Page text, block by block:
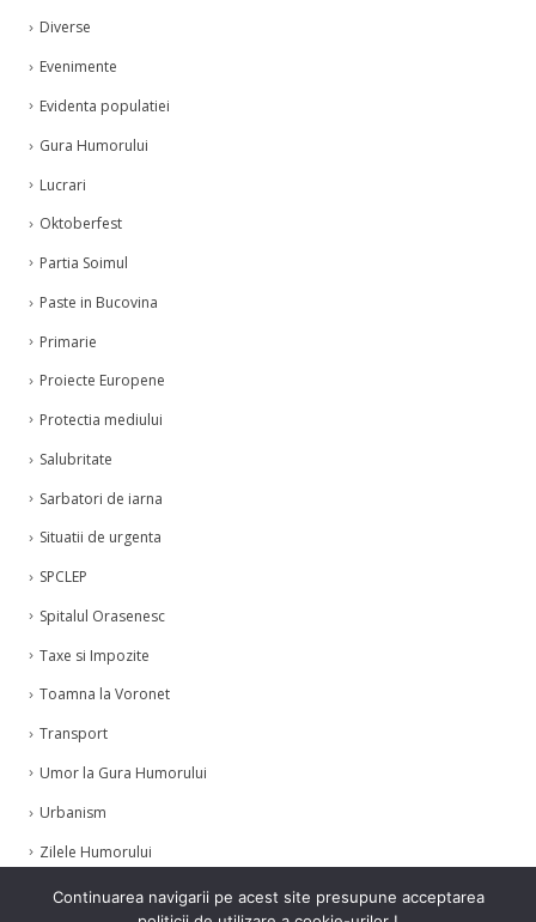
Diverse
Evenimente
Evidenta populatiei
Gura Humorului
Lucrari
Oktoberfest
Partia Soimul
Paste in Bucovina
Primarie
Proiecte Europene
Protectia mediului
Salubritate
Sarbatori de iarna
Situatii de urgenta
SPCLEP
Spitalul Orasenesc
Taxe si Impozite
Toamna la Voronet
Transport
Umor la Gura Humorului
Urbanism
Zilele Humorului
Continuarea navigarii pe acest site presupune acceptarea